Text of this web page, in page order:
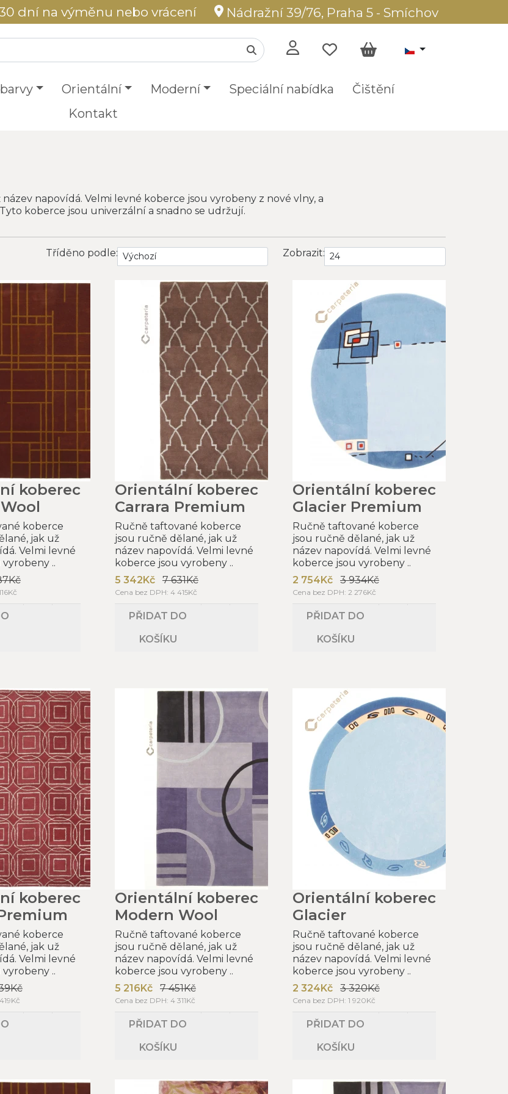
dní na výměnu nebo vrácení Nádražní 39/76, Praha 5 - Smíchov
Orientální Moderní Speciální nabídka
Čištění
Kontakt
napovídá. Velmi levné koberce jsou vyrobeny z nové vlny, a
koberce jsou univerzální a snadno se udržují.
Tříděno podle: Zobrazit:
koberec
koberce
jak už
Velmi levné
..
Orientální koberec
Carrara Premium
Ručně taftované koberce
jsou ručně dělané, jak už
název napovídá. Velmi levné
koberce jsou vyrobeny ..
5 342Kč
7 631Kč
Cena bez DPH: 4 415Kč
PŘIDAT DO
KOŠÍKU
Orientální koberec
Glacier Premium
Ručně taftované koberce
jsou ručně dělané, jak už
název napovídá. Velmi levné
koberce jsou vyrobeny ..
2 754Kč
3 934Kč
Cena bez DPH: 2 276Kč
PŘIDAT DO
KOŠÍKU
koberec
koberce
jak už
Velmi levné
..
Orientální koberec
Modern Wool
Ručně taftované koberce
jsou ručně dělané, jak už
název napovídá. Velmi levné
koberce jsou vyrobeny ..
5 216Kč
7 451Kč
Cena bez DPH: 4 311Kč
PŘIDAT DO
KOŠÍKU
Orientální koberec
Glacier
Ručně taftované koberce
jsou ručně dělané, jak už
název napovídá. Velmi levné
koberce jsou vyrobeny ..
2 324Kč
3 320Kč
Cena bez DPH: 1 920Kč
PŘIDAT DO
KOŠÍKU